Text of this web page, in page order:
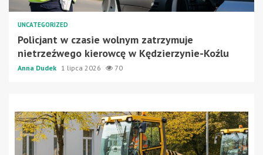
UNCATEGORIZED
Policjant w czasie wolnym zatrzymuje
nietrzeźwego kierowcę w Kędzierzynie-Koźlu
Anna Dudek 1 lipca 2026 70